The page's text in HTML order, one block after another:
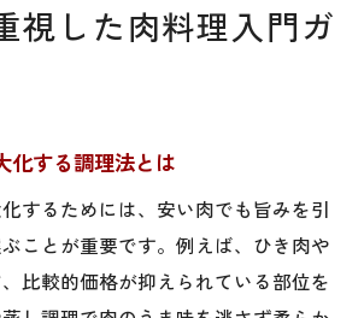
視した肉料理入門ガ
化する調理法とは
するためには、安い肉でも旨みを引
ことが重要です。例えば、ひき肉や
比較的価格が抑えられている部位を